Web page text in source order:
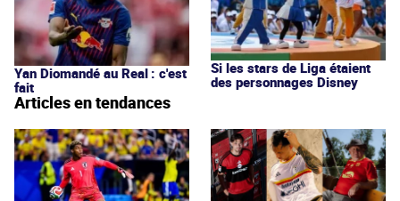
Yan Diomandé au Real : c'est
fait
Si les stars de Liga étaient
des personnages Disney
Articles en tendances